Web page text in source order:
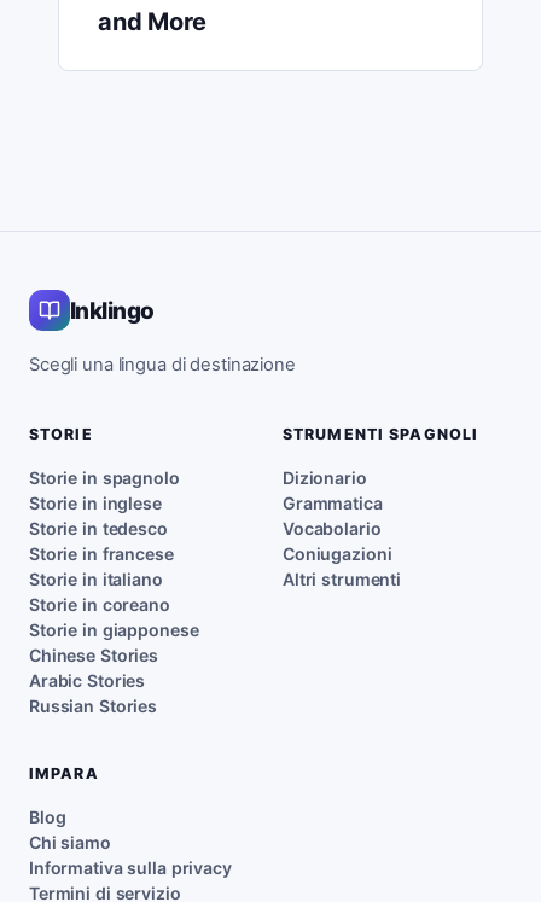
and More
Inklingo
Scegli una lingua di destinazione
STORIE
Storie in spagnolo
Storie in inglese
Storie in tedesco
Storie in francese
Storie in italiano
Storie in coreano
Storie in giapponese
Chinese Stories
Arabic Stories
Russian Stories
STRUMENTI SPAGNOLI
Dizionario
Grammatica
Vocabolario
Coniugazioni
Altri strumenti
IMPARA
Blog
Chi siamo
Informativa sulla privacy
Termini di servizio